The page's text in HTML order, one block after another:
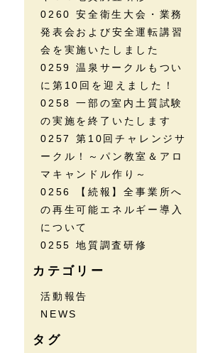
0260 安全衛生大会・業務
発表会および安全運転講習
会を実施いたしました
0259 温泉サークルもつい
に第10回を迎えました！
0258 一部の室内土質試験
の実施を終了いたします
0257 第10回チャレンジサ
ークル！～パン教室＆アロ
マキャンドル作り～
0256 【続報】全事業所へ
の再生可能エネルギー導入
について
0255 地質調査研修
カテゴリー
活動報告
NEWS
タグ